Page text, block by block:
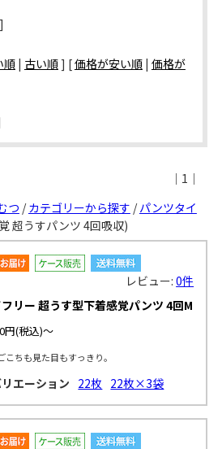
]
順| 古い順] [価格が安い順| 価格が
｜1｜
つ /カテゴリーから探す /パンツタイ
超うすパンツ 4回吸収)
レビュー:0件
リー 超うす型下着感覚パンツ 4回M
円(税込)～
こちも見た目もすっきり。
エーション 22枚 22枚×3袋